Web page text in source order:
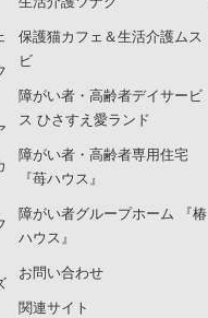
保護猫カフェ＆生活介護ムス
ビ
障がい者・高齢者デイサービ
ス ひさすえ愛ランド
障がい者・高齢者専用住宅
『苺ハウス』
障がい者グループホーム 『椿
ハウス』
お問い合わせ
関連サイト